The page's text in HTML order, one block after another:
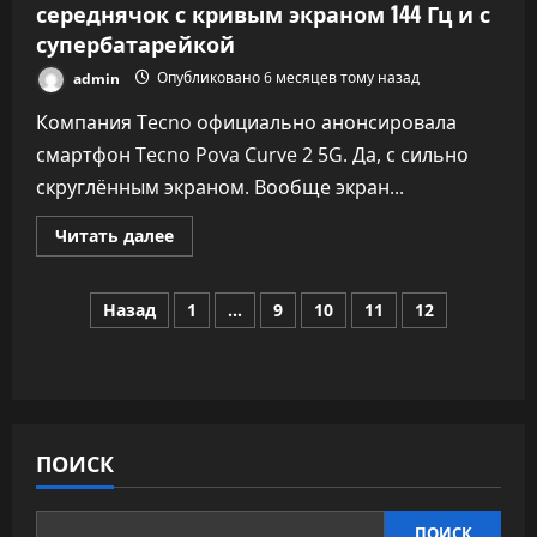
середнячок с кривым экраном 144 Гц и с
супербатарейкой
admin Опубликовано 6 месяцев тому назад
Компания Tecno официально анонсировала
смартфон Tecno Pova Curve 2 5G. Да, с сильно
скруглённым экраном. Вообще экран...
Читать далееПрочитать
больше
Tecno
Pova
Curve
144
и
Пагинация
Назад 1 … 9 10 11 12
ПОИСК